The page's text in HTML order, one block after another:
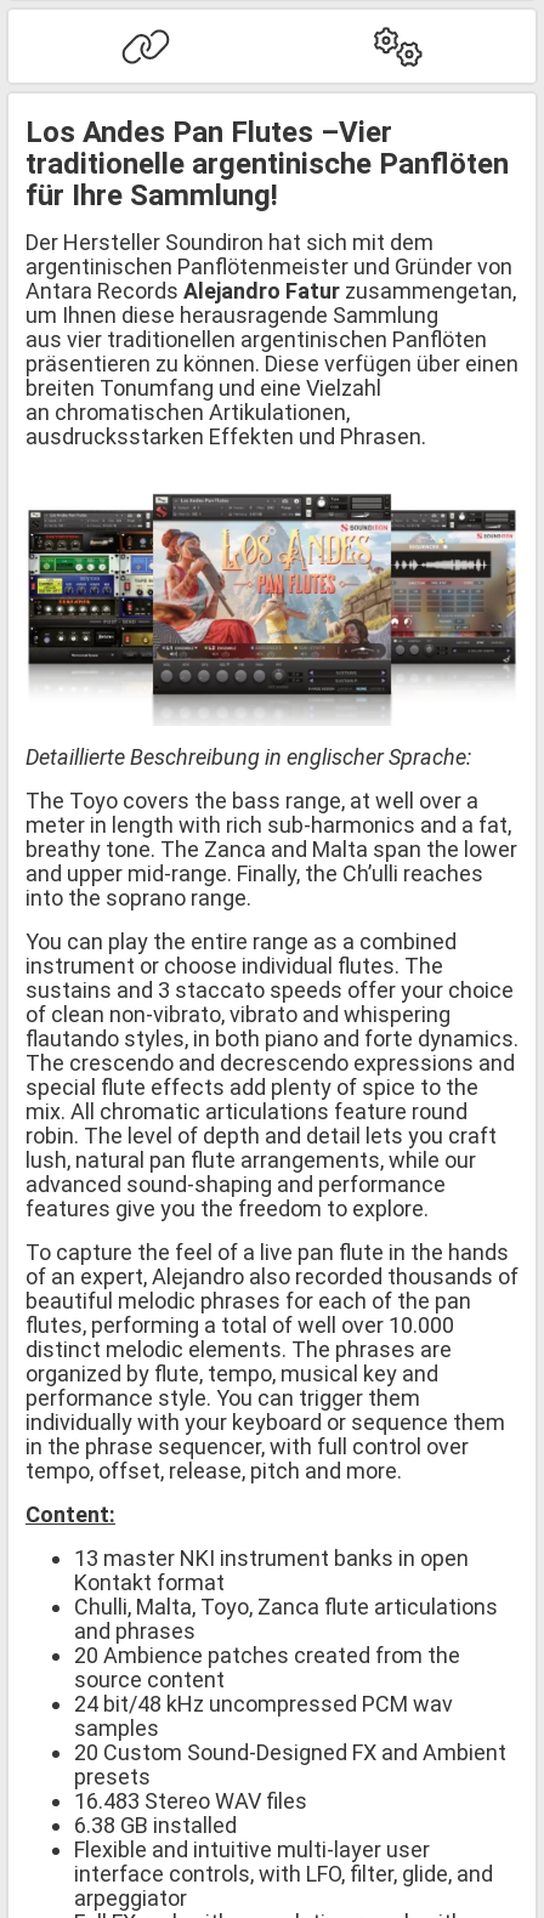
Los Andes Pan Flutes –Vier
traditionelle argentinische Panflöten
für Ihre Sammlung!
Der Hersteller Soundiron hat sich mit dem
argentinischen Panflötenmeister und Gründer von
Antara Records Alejandro Fatur zusammengetan,
um Ihnen diese herausragende Sammlung
aus vier traditionellen argentinischen Panflöten
präsentieren zu können. Diese verfügen über einen
breiten Tonumfang und eine Vielzahl
an chromatischen Artikulationen,
ausdrucksstarken Effekten und Phrasen.
Detaillierte Beschreibung in englischer Sprache:
The Toyo covers the bass range, at well over a
meter in length with rich sub-harmonics and a fat,
breathy tone. The Zanca and Malta span the lower
and upper mid-range. Finally, the Ch’ulli reaches
into the soprano range.
You can play the entire range as a combined
instrument or choose individual flutes. The
sustains and 3 staccato speeds offer your choice
of clean non-vibrato, vibrato and whispering
flautando styles, in both piano and forte dynamics.
The crescendo and decrescendo expressions and
special flute effects add plenty of spice to the
mix. All chromatic articulations feature round
robin. The level of depth and detail lets you craft
lush, natural pan flute arrangements, while our
advanced sound-shaping and performance
features give you the freedom to explore.
To capture the feel of a live pan flute in the hands
of an expert, Alejandro also recorded thousands of
beautiful melodic phrases for each of the pan
flutes, performing a total of well over 10.000
distinct melodic elements. The phrases are
organized by flute, tempo, musical key and
performance style. You can trigger them
individually with your keyboard or sequence them
in the phrase sequencer, with full control over
tempo, offset, release, pitch and more.
Content:
13 master NKI instrument banks in open
Kontakt format
Chulli, Malta, Toyo, Zanca flute articulations
and phrases
20 Ambience patches created from the
source content
24 bit/48 kHz uncompressed PCM wav
samples
20 Custom Sound-Designed FX and Ambient
presets
16.483 Stereo WAV files
6.38 GB installed
Flexible and intuitive multi-layer user
interface controls, with LFO, filter, glide, and
arpeggiator